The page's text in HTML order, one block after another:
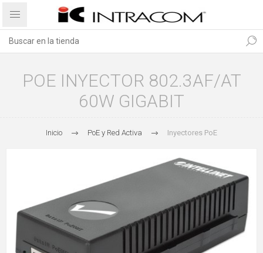
POE INYECTOR 802.3AF/AT
60W GIGABIT
Inicio PoE y Red Activa Inyectores PoE